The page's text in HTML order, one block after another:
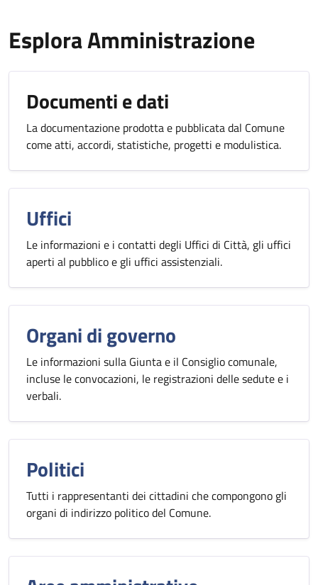
Esplora Amministrazione
Documenti e dati
La documentazione prodotta e pubblicata dal Comune
come atti, accordi, statistiche, progetti e modulistica.
Uffici
Le informazioni e i contatti degli Uffici di Città, gli uffici
aperti al pubblico e gli uffici assistenziali.
Organi di governo
Le informazioni sulla Giunta e il Consiglio comunale,
incluse le convocazioni, le registrazioni delle sedute e i
verbali.
Politici
Tutti i rappresentanti dei cittadini che compongono gli
organi di indirizzo politico del Comune.